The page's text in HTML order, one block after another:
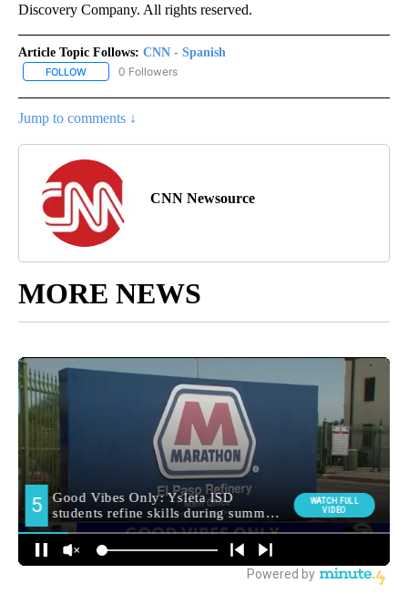
Discovery Company. All rights reserved.
Article Topic Follows: CNN - Spanish
FOLLOW FOLLOW "CNN - SPANISH" TO RECEIVE NOTIFICATIONS ABOUT
0 Followers
Jump to comments ↓
CNN Newsource
MORE NEWS